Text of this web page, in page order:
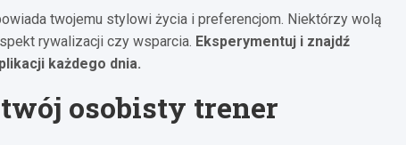
twojemu stylowi życia i preferencjom. Niektórzy wolą
rywalizacji czy wsparcia. Eksperymentuj i znajdź
każdego dnia.
osobisty trener